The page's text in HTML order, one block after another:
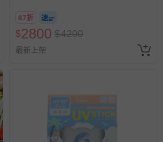
67折
$2800 $4200
最新上架